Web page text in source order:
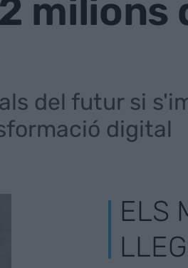
milions
del futur si
digital
ELS